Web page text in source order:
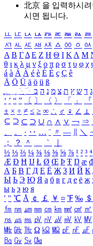
北京 을 입력하시려
시면 됩니다.
ㅥ ㅦ ㅧ ㅨ ㅩ ㅪ ㅫ ㅬ ㅭ
ㅺ ㅻ ㅼ ㅽ ㅾ ㅿ ㆀ ㆁ ㆂ
Α Β ΓΔ Ε Ζ Η Θ Ι ΚΛ Μ
θ ι κ λ μ ν ξ ο π ρ σ τ υ φ χ
á à Á À é è É È ç Ç ê
Ä Ö Ü ä ö ü ß
ִֶֹ ֻּ ׁׂ ג ד ש ץ ת צ מ נ ה ב
‘ ’ “ ” 〔 〕 〈 〉 「 」 『
± × ÷ ≠ ≤ ≥ ∞ ∴ ♂ ♀ ∠ ⊥
⊆ ⊇ ⊂ ⊃ ∪ ∩ ∧ ∨ ￢ ⇒
、
。 · ‥ … ¨ 〃 ― ＼
；
？ ＾ ｀
½ ⅓ ⅔ ¼ ¾ ⅛ ⅜ ⅝ ⅞ ¹ ² ³ ⁴
Æ Ð Ħ Ĳ Ł Ø Œ Þ Ŧ Ŋ æ đ
А Б В Г Д Е Ё Ж З И Й К
Ы Ь Э Ю Я а б в г д е ё ж
ы ь э ю я
′ ″ ℃ Å ￠ ￡ ￥ ¤ ℉ ‰ ＄
㎙ ㎚ ㎛ ㎜ ㎝ ㎞ ㎟ ㎠ ㎡
㎱ ㎲ ㎳ ㎴ ㎵ ㎶ ㎷ ㎸ ㎹
㎒ ㎓ ㎔ Ω ㏀ ㏁ ㎊ ㎋ ㎌
㏃ ㏉ ㏜ ㏆